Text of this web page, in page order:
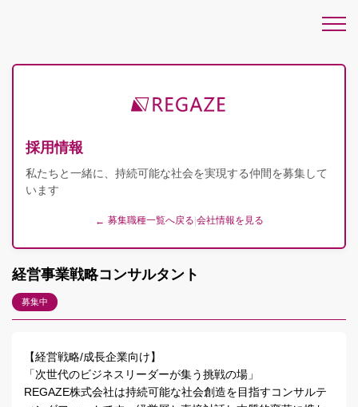
採用情報
私たちと一緒に、持続可能な社会を実現する仲間を募集して
います
← 募集職種一覧へ戻る 会社情報を見る
経営事業戦略コンサルタント
募集中
【経営戦略/成長企業向け】
「次世代のビジネスリーダーが集う挑戦の場」
REGAZE株式会社は持続可能な社会創造を目指すコンサルテ